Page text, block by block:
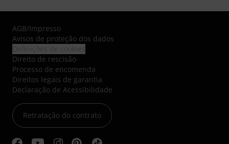
AGB/Impresso
Avisos de proteção dos dados
Direito de rescisão
Processo de encomenda
Direitos legais de garantia
Declaração de Acessibilidade
Retratação do contrato